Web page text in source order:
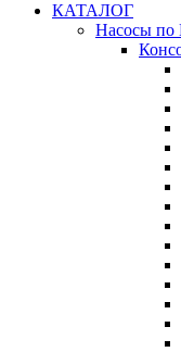
КАТАЛОГ
Насосы